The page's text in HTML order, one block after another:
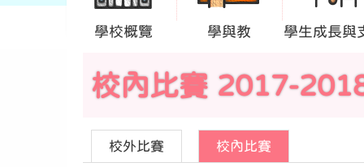
學校概覽 學與教 學生成長與
校內比賽 2017-
校外比賽 校內比賽